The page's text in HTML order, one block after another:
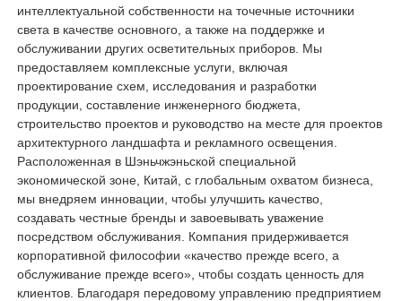
интеллектуальной собственности на точечные источники
света в качестве основного, а также на поддержке и
обслуживании других осветительных приборов. Мы
предоставляем комплексные услуги, включая
проектирование схем, исследования и разработки
продукции, составление инженерного бюджета,
строительство проектов и руководство на месте для проектов
архитектурного ландшафта и рекламного освещения.
Расположенная в Шэньчжэньской специальной
экономической зоне, Китай, с глобальным охватом бизнеса,
мы внедряем инновации, чтобы улучшить качество,
создавать честные бренды и завоевывать уважение
посредством обслуживания. Компания придерживается
корпоративной философии «качество прежде всего, а
обслуживание прежде всего», чтобы создать ценность для
клиентов. Благодаря передовому управлению предприятием